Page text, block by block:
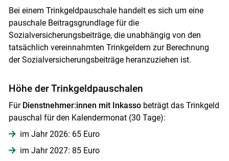
Skip to main content
Bei einem Trinkgeldpauschale handelt es sich um eine
pauschale Beitragsgrundlage für die
Sozialversicherungsbeiträge, die unabhängig von den
tatsächlich vereinnahmten Trinkgeldern zur Berechnung
der Sozialversicherungsbeiträge heranzuziehen ist.
Höhe der Trinkgeldpauschalen
Für Dienstnehmer:innen mit Inkassobeträgt das Trinkgeld
pauschal für den Kalendermonat (30 Tage):
im Jahr 2026: 65 Euro
im Jahr 2027: 85 Euro